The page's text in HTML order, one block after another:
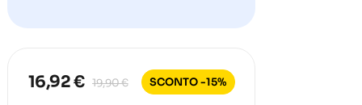
16,92 € 19,90 € SCONTO -15%